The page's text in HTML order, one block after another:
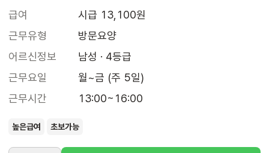
급여
시급 13,100원
근무유형
방문요양
어르신정보
남성 · 4등급
근무요일
월~금 (주 5일)
근무시간
13:00~16:00
높은급여 초보가능